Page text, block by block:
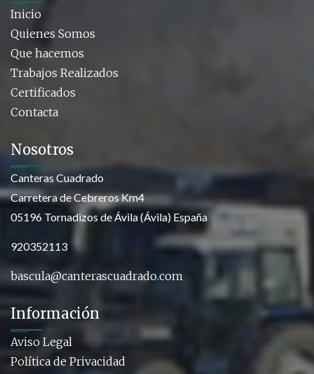
Inicio
Quienes Somos
Que hacemos
Trabajos Realizados
Certificados
Contacta
Nosotros
Canteras Cuadrado
Carretera de Cebreros Km4
05196 Tornadizos de Ávila (Ávila) España
920352113
bascula@canterascuadrado.com
Información
Aviso Legal
Política de Privacidad